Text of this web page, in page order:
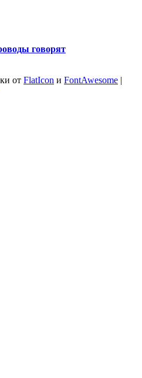
говорят
от FlatIcon и FontAwesome |